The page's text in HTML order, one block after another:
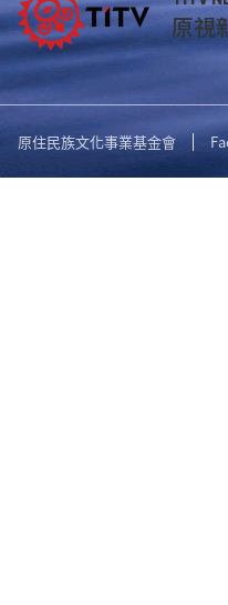
原視
原住民族文化事業基金會